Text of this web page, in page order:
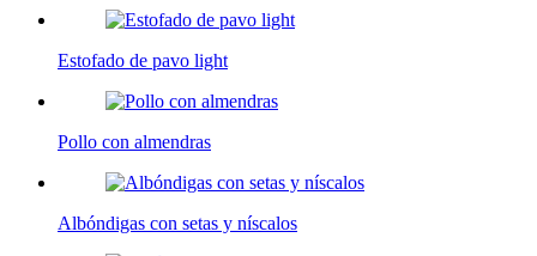
Estofado de pavo light
Pollo con almendras
Albóndigas con setas y níscalos